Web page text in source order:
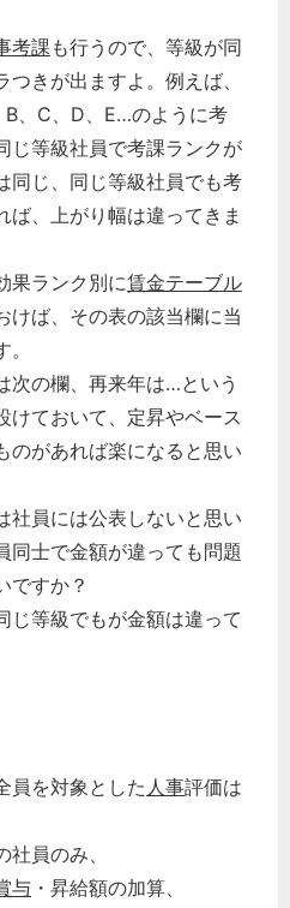
考課 も行うので、等級が同
きが出ますよ。例えば、
、C、D、E…のように考
じ等級社員で考課ランクが
同じ、同じ等級社員でも考
ば、上がり幅は違ってきま
果ランク別に賃金テーブル
けば、その表の該当欄に当
次の欄、再来年は…という
けておいて、定昇やベース
のがあれば楽になると思い
社員には公表しないと思い
同士で金額が違っても問題
ですか？
じ等級でもが金額は違って
を対象とした 人事評価は
員のみ、
与 ・昇給額の加算、